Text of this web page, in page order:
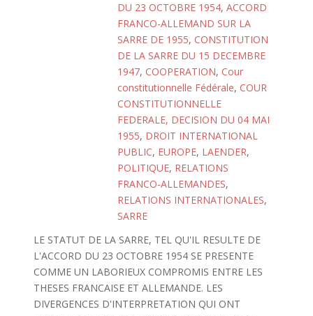
DU 23 OCTOBRE 1954, ACCORD
FRANCO-ALLEMAND SUR LA
SARRE DE 1955, CONSTITUTION
DE LA SARRE DU 15 DECEMBRE
1947, COOPERATION, Cour
constitutionnelle Fédérale, COUR
CONSTITUTIONNELLE
FEDERALE, DECISION DU 04 MAI
1955, DROIT INTERNATIONAL
PUBLIC, EUROPE, LAENDER,
POLITIQUE, RELATIONS
FRANCO-ALLEMANDES,
RELATIONS INTERNATIONALES,
SARRE
LE STATUT DE LA SARRE, TEL QU'IL RESULTE DE
L'ACCORD DU 23 OCTOBRE 1954 SE PRESENTE
COMME UN LABORIEUX COMPROMIS ENTRE LES
THESES FRANCAISE ET ALLEMANDE. LES
DIVERGENCES D'INTERPRETATION QUI ONT